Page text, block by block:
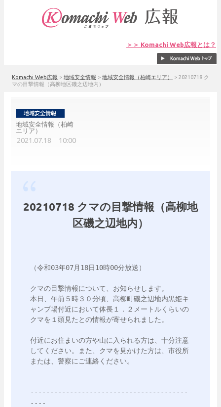
＞＞ Komachi Web広報とは？
Komachi Web広報 > 地域安全情報 > 地域安全情報（柏崎エリア） > 20210718 ク
マの目撃情報（高柳地区磯之辺地内）
地域安全情報（柏崎
エリア）
2021.07.18 10:00
20210718 クマの目撃情報（高柳地
区磯之辺地内）
（令和03年07月18日10時00分放送）
クマの目撃情報について、お知らせします。
本日、午前５時３０分頃、高柳町磯之辺地内黒姫キ
ャンプ場付近において体長１．２メートルくらいの
クマを１頭見たとの情報が寄せられました。
付近にお住まいの方や山に入られる方は、十分注意
してください。また、クマを見かけた方は、市役所
または、警察にご連絡ください。
----------------------------------------
----